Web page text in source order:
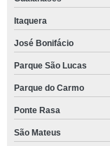
Itaquera
José Bonifácio
Parque São Lucas
Parque do Carmo
Ponte Rasa
São Mateus